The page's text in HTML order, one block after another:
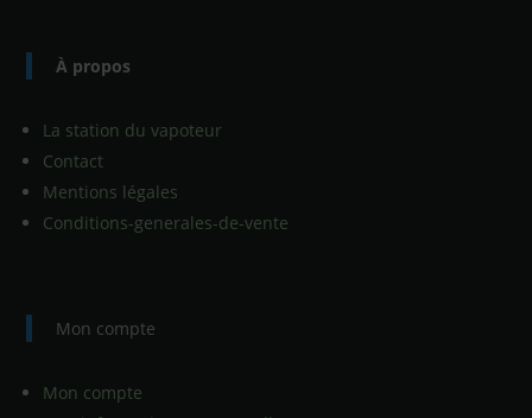
À propos
La station du vapoteur
Contact
Mentions légales
Conditions-generales-de-vente
Mon compte
Mon compte